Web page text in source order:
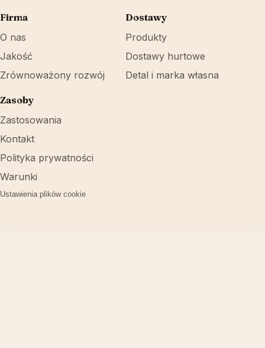
Firma
O nas
Jakość
Zrównoważony rozwój
Dostawy
Produkty
Dostawy hurtowe
Detal i marka własna
Zasoby
Zastosowania
Kontakt
Polityka prywatności
Warunki
Ustawienia plików cookie